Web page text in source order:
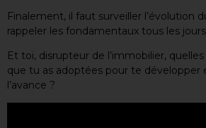
Finalement, il faut surveiller l’évolution
rappeler les fondamentaux tous les
Et toi, disrupteur de l’immobilier,
que tu as adoptées pour te développer
l’avance ?